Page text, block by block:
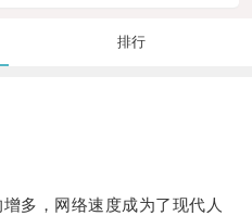
排行
，网络速度成为了现代人